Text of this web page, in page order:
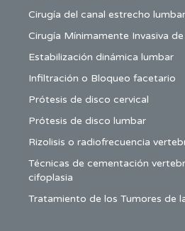
Cirugía del canal estrecho lumbar
Cirugía Mínimamente Invasiva
Estabilización dinámica lumbar
Infiltración o Bloqueo facetario
Prótesis de disco cervical
Prótesis de disco lumbar
Rizolisis o radiofrecuencia
Técnicas de cementación
cifoplasia
Tratamiento de los Tumores de